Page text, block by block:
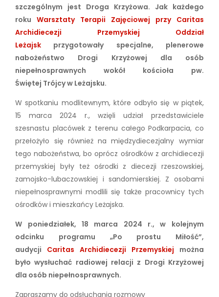
szczególnym jest Droga Krzyżowa. Jak każdego
rokuWarsztaty Terapii Zajęciowej przy Caritas
Archidiecezji Przemyskiej Oddział
Leżajsk przygotowały specjalne, plenerowe
nabożeństwo Drogi Krzyżowej dla osób
niepełnosprawnych wokół kościoła pw.
Świętej Trójcy w Leżajsku.
W spotkaniu modlitewnym, które odbyło się w piątek,
15 marca 2024 r., wzięli udział przedstawiciele
szesnastu placówek z terenu całego Podkarpacia, co
przełożyło się również na międzydiecezjalny wymiar
tego nabożeństwa, bo oprócz ośrodków z archidiecezji
przemyskiej były też ośrodki z diecezji rzeszowskiej,
zamojsko-lubaczowskiej i sandomierskiej. Z osobami
niepełnosprawnymi modlili się także pracownicy tych
ośrodków i mieszkańcy Leżajska.
W poniedziałek, 18 marca 2024 r., w kolejnym
odcinku programu „Po prostu Miłość”,
audycji Caritas Archidiecezji Przemyskiej można
było wysłuchać radiowej relacji z Drogi Krzyżowej
dla osób niepełnosprawnych.
Zapraszamy do odsłuchania rozmowy